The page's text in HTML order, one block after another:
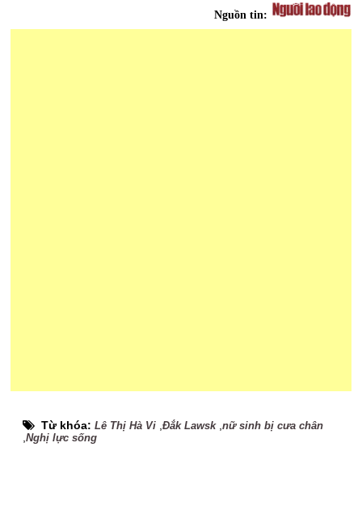
Nguồn tin:
Từ khóa:Lê Thị Hà Vi ,Đắk Lawsk,nữ sinh bị cưa chân
,Nghị lực sống